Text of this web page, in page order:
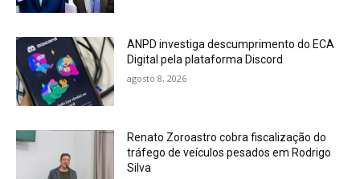
ANPD investiga descumprimento do ECA
Digital pela plataforma Discord
agosto 8, 2026
Renato Zoroastro cobra fiscalização do
tráfego de veículos pesados em Rodrigo
Silva